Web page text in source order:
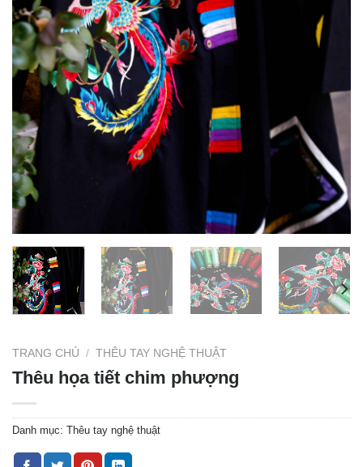
TRANG CHỦ / THÊU TAY NGHỆ THUẬT
Thêu họa tiết chim phượng
Danh mục: Thêu tay nghệ thuật